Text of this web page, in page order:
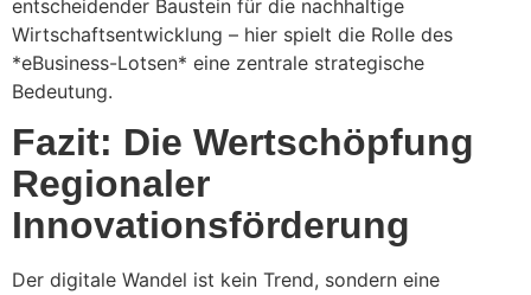
entscheidender Baustein für die nachhaltige
Wirtschaftsentwicklung – hier spielt die Rolle des
*eBusiness-Lotsen* eine zentrale strategische
Bedeutung.
Fazit: Die Wertschöpfung
Regionaler
Innovationsförderung
Der digitale Wandel ist kein Trend, sondern eine